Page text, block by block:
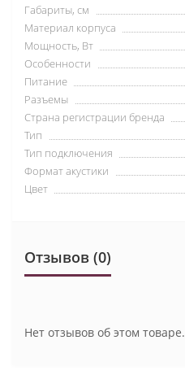
Габариты, см
Материал корпуса
Мощность, Вт
Особенности
Питание
Разъемы
Страна регистрации бренда
Тип
Тип подключения
Формат акустики
Цвет
Отзывов (0)
Нет отзывов об этом товаре.